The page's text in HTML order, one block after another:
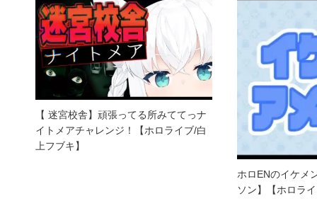
【 迷宮校舎】頑張ってる所みててっナ
イトメアチャレンジ！【ホロライブ/白
上フブキ】
ホロENのイケメ
ソン】【ホロラ